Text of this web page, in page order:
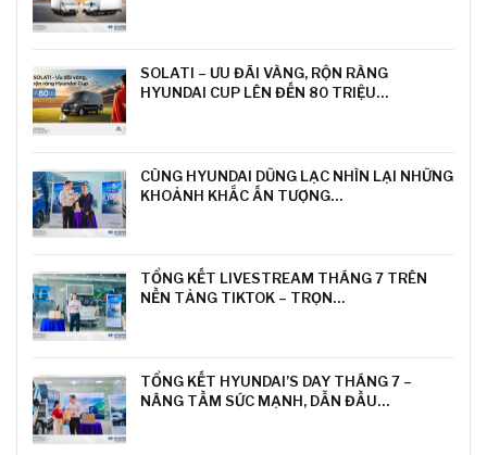
SOLATI – ƯU ĐÃI VÀNG, RỘN RÀNG
HYUNDAI CUP LÊN ĐẾN 80 TRIỆU…
CÙNG HYUNDAI DŨNG LẠC NHÌN LẠI NHỮNG
KHOẢNH KHẮC ẤN TƯỢNG…
TỔNG KẾT LIVESTREAM THÁNG 7 TRÊN
NỀN TẢNG TIKTOK – TRỌN…
TỔNG KẾT HYUNDAI’S DAY THÁNG 7 –
NÂNG TẦM SỨC MẠNH, DẪN ĐẦU…